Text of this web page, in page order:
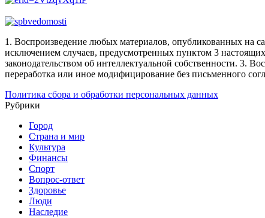
1. Воспроизведение любых материалов, опубликованных на
исключением случаев, предусмотренных пунктом 3
законодательством об интеллектуальной собственности. 3.
переработка или иное модифицирование без письменного
Политика сбора и обработки персональных данных
Рубрики
Город
Страна и мир
Культура
Финансы
Спорт
Вопрос-ответ
Здоровье
Люди
Наследие